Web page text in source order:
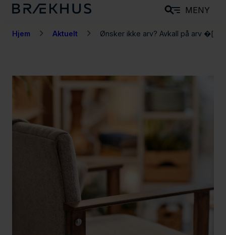
MENY
Hjem Aktuelt Ønsker ikke arv? Avkall på arv �[...]